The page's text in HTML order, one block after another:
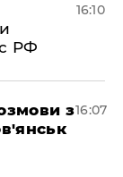
РФ
16:10
з16:07